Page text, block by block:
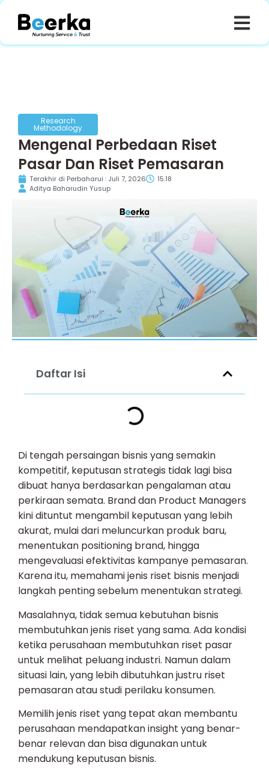
Research
Methodology
Mengenal Perbedaan Riset
Pasar Dan Riset Pemasaran
Terakhir di Perbaharui : Juli 7, 2026
15:18
Aditya Baharudin Yusup
Daftar Isi
Di tengah persaingan bisnis yang semakin
kompetitif, keputusan strategis tidak lagi bisa
dibuat hanya berdasarkan pengalaman atau
perkiraan semata. Brand dan Product Managers
kini dituntut mengambil keputusan yang lebih
akurat, mulai dari meluncurkan produk baru,
menentukan positioning brand, hingga
mengevaluasi efektivitas kampanye pemasaran.
Karena itu, memahami jenis riset bisnis menjadi
langkah penting sebelum menentukan strategi.
Masalahnya, tidak semua kebutuhan bisnis
membutuhkan jenis riset yang sama. Ada kondisi
ketika perusahaan membutuhkan riset pasar
untuk melihat peluang industri. Namun dalam
situasi lain, yang lebih dibutuhkan justru riset
pemasaran atau studi perilaku konsumen.
Memilih jenis riset yang tepat akan membantu
perusahaan mendapatkan insight yang benar-
benar relevan dan bisa digunakan untuk
mendukung keputusan bisnis.